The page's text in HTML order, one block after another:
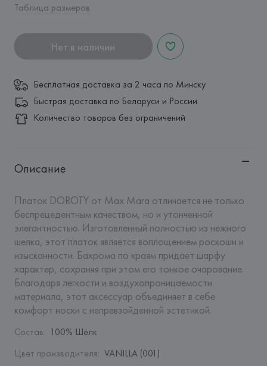
Таблица размеров
Нет в наличии
Бесплатная доставка за 2 часа по Минску
Быстрая доставка по Беларуси и России
Количество товаров без ограничений
Описание
Платок DOROTY от Max Mara отличается не только
беспрецедентным качеством, но и утонченной
элегантностью. Изготовленный полностью из нежного
шелка, этот платок является воплощением роскоши и
изысканности. Бахрома по краям придает шарфу
характер, сохраняя при этом его тонкое очарование.
Благодаря легкости и воздухопроницаемости
материала, этот аксессуар объединяет в себе
комфорт носки с непревзойденной эстетикой.
Состав: 100% Шёлк
Цвет производителя: VANILLA (001)